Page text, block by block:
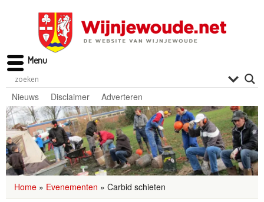
Nieuws Disclaimer Adverteren
Home » Evenementen » Carbid schieten
Menu